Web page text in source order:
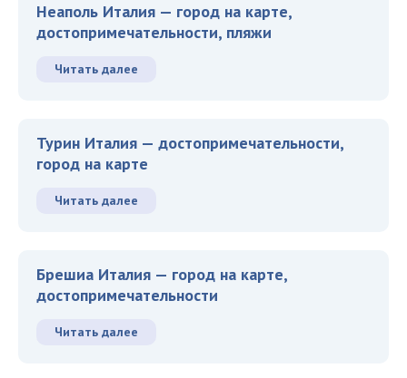
Неаполь Италия — город на карте,
достопримечательности, пляжи
Читать далее
Турин Италия — достопримечательности,
город на карте
Читать далее
Брешиа Италия — город на карте,
достопримечательности
Читать далее